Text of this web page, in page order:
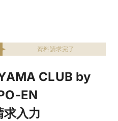
資料請求完了
CLUB by
EN
求入力